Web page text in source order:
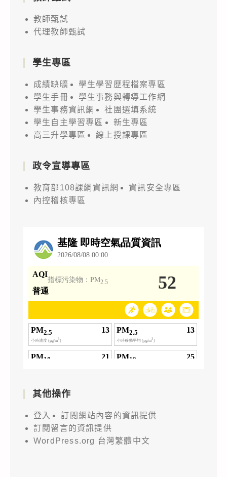
教師甄試
代理教師甄試
學生專區
成績缺曠
學生學習歷程檔案專區
學生手冊
學生事務與轉導工作網
學生事務資訊網
社團選填系統
學生自主學習專區
新生專區
高三升學專區
線上授課專區
政令宣導專區
教育部108課綱資訊網
資訊安全專區
內控稽核專區
其他操作
登入
訂閱網站內容的資訊提供
訂閱留言的資訊提供
WordPress.org 台灣繁體中文